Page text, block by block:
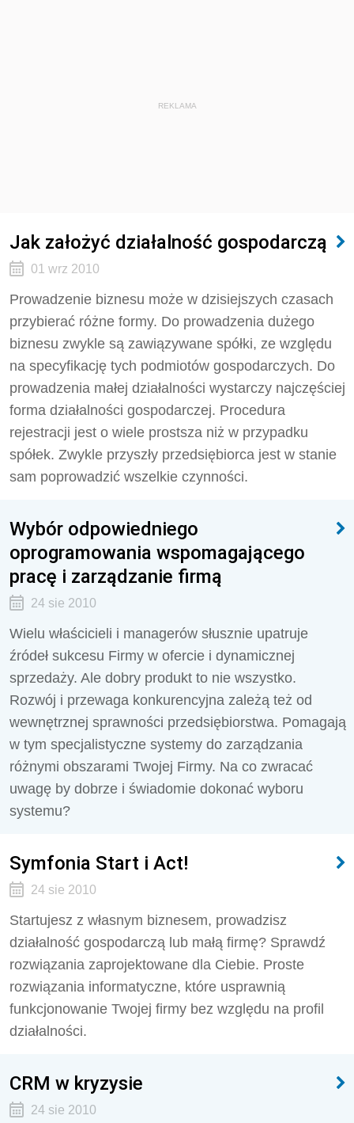
REKLAMA
Jak założyć działalność gospodarczą
01 wrz 2010
Prowadzenie biznesu może w dzisiejszych czasach
przybierać różne formy. Do prowadzenia dużego
biznesu zwykle są zawiązywane spółki, ze względu
na specyfikację tych podmiotów gospodarczych. Do
prowadzenia małej działalności wystarczy najczęściej
forma działalności gospodarczej. Procedura
rejestracji jest o wiele prostsza niż w przypadku
spółek. Zwykle przyszły przedsiębiorca jest w stanie
sam poprowadzić wszelkie czynności.
Wybór odpowiedniego
oprogramowania wspomagającego
pracę i zarządzanie firmą
24 sie 2010
Wielu właścicieli i managerów słusznie upatruje
źródeł sukcesu Firmy w ofercie i dynamicznej
sprzedaży. Ale dobry produkt to nie wszystko.
Rozwój i przewaga konkurencyjna zależą też od
wewnętrznej sprawności przedsiębiorstwa. Pomagają
w tym specjalistyczne systemy do zarządzania
różnymi obszarami Twojej Firmy. Na co zwracać
uwagę by dobrze i świadomie dokonać wyboru
systemu?
Symfonia Start i Act!
24 sie 2010
Startujesz z własnym biznesem, prowadzisz
działalność gospodarczą lub małą firmę? Sprawdź
rozwiązania zaprojektowane dla Ciebie. Proste
rozwiązania informatyczne, które usprawnią
funkcjonowanie Twojej firmy bez względu na profil
działalności.
CRM w kryzysie
24 sie 2010